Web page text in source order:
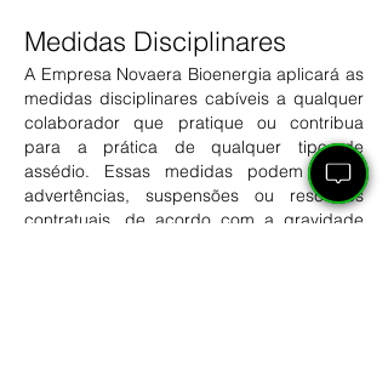
Medidas Disciplinares
A Empresa Novaera Bioenergia aplicará as
medidas disciplinares cabíveis a qualquer
colaborador que pratique ou contribua
para a prática de qualquer tipo de
assédio. Essas medidas podem incluir
advertências, suspensões ou rescisões
contratuais, de acordo com a gravidade